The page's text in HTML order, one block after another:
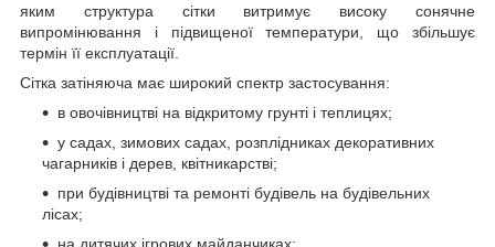
яким структура сітки витримує високу сонячне
випромінювання і підвищеної температури, що збільшує
термін її експлуатації.
Сітка затіняюча має широкий спектр застосування:
в овочівництві на відкритому грунті і теплицях;
у садах, зимових садах, розплідниках декоративних
чагарників і дерев, квітникарстві;
при будівництві та ремонті будівель на будівельних
лісах;
на дитячих ігрових майданчиках;